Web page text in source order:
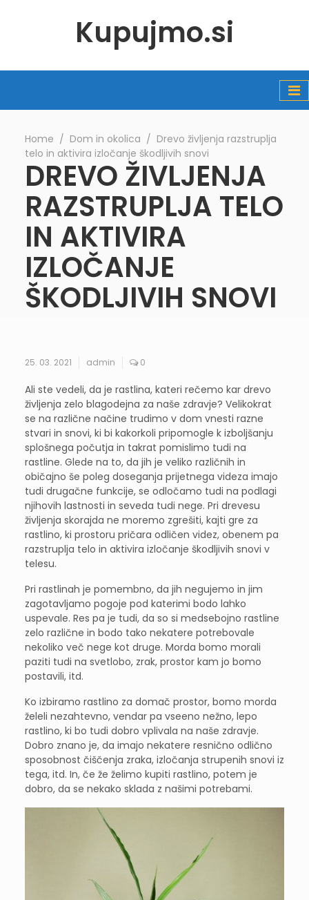
Kupujmo.si
Home ∕ Dom in okolica ∕ Drevo življenja razstruplja
telo in aktivira izločanje škodljivih snovi
DREVO ŽIVLJENJA
RAZSTRUPLJA TELO
IN AKTIVIRA
IZLOČANJE
ŠKODLJIVIH SNOVI
25. 03. 2021 admin 0
Ali ste vedeli, da je rastlina, kateri rečemo kar drevo
življenja zelo blagodejna za naše zdravje? Velikokrat
se na različne načine trudimo v dom vnesti razne
stvari in snovi, ki bi kakorkoli pripomogle k izboljšanju
splošnega počutja in takrat pomislimo tudi na
rastline. Glede na to, da jih je veliko različnih in
običajno še poleg doseganja prijetnega videza imajo
tudi drugačne funkcije, se odločamo tudi na podlagi
njihovih lastnosti in seveda tudi nege. Pri drevesu
življenja skorajda ne moremo zgrešiti, kajti gre za
rastlino, ki prostoru pričara odličen videz, obenem pa
razstruplja telo in aktivira izločanje škodljivih snovi v
telesu.
Pri rastlinah je pomembno, da jih negujemo in jim
zagotavljamo pogoje pod katerimi bodo lahko
uspevale. Res pa je tudi, da so si medsebojno rastline
zelo različne in bodo tako nekatere potrebovale
nekoliko več nege kot druge. Morda bomo morali
paziti tudi na svetlobo, zrak, prostor kam jo bomo
postavili, itd.
Ko izbiramo rastlino za domač prostor, bomo morda
želeli nezahtevno, vendar pa vseeno nežno, lepo
rastlino, ki bo tudi dobro vplivala na naše zdravje.
Dobro znano je, da imajo nekatere resnično odlično
sposobnost čiščenja zraka, izločanja strupenih snovi iz
tega, itd. In, če že želimo kupiti rastlino, potem je
dobro, da se nekako sklada z našimi potrebami.